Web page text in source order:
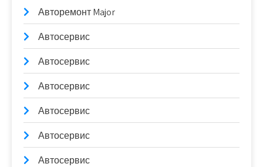
Авторемонт Major
Автосервис
Автосервис
Автосервис
Автосервис
Автосервис
Автосервис